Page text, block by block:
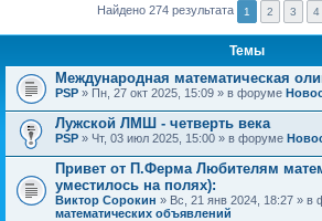
Найдено 274 результата 1 2 3 4
Темы
Международная математическая
PSP » Пн, 27 окт 2025, 15:09 » в форуме
Лужской ЛМШ - четверть века
PSP » Чт, 03 июл 2025, 15:00 » в форуме
Привет от П.Ферма Любителям
уместилось на полях):
Виктор Сорокин » Вс, 21 янв 2024, 18:27 » в
математических объявлений